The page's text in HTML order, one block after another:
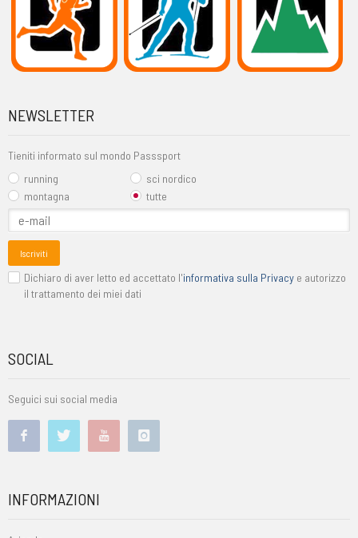
NEWSLETTER
Tieniti informato sul mondo Passsport
running
sci nordico
montagna
tutte
Iscriviti
Dichiaro di aver letto ed accettato l'informativa sulla Privacy e autorizzo
il trattamento dei miei dati
SOCIAL
Seguici sui social media
INFORMAZIONI